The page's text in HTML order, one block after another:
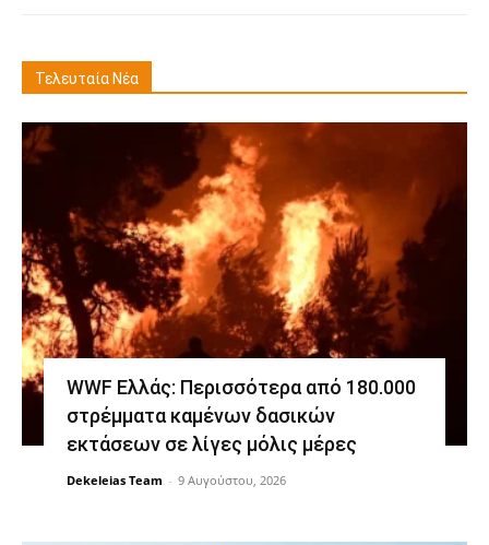
Τελευταία Νέα
WWF Ελλάς: Περισσότερα από 180.000
στρέμματα καμένων δασικών
εκτάσεων σε λίγες μόλις μέρες
Dekeleias Team - 9 Αυγούστου, 2026